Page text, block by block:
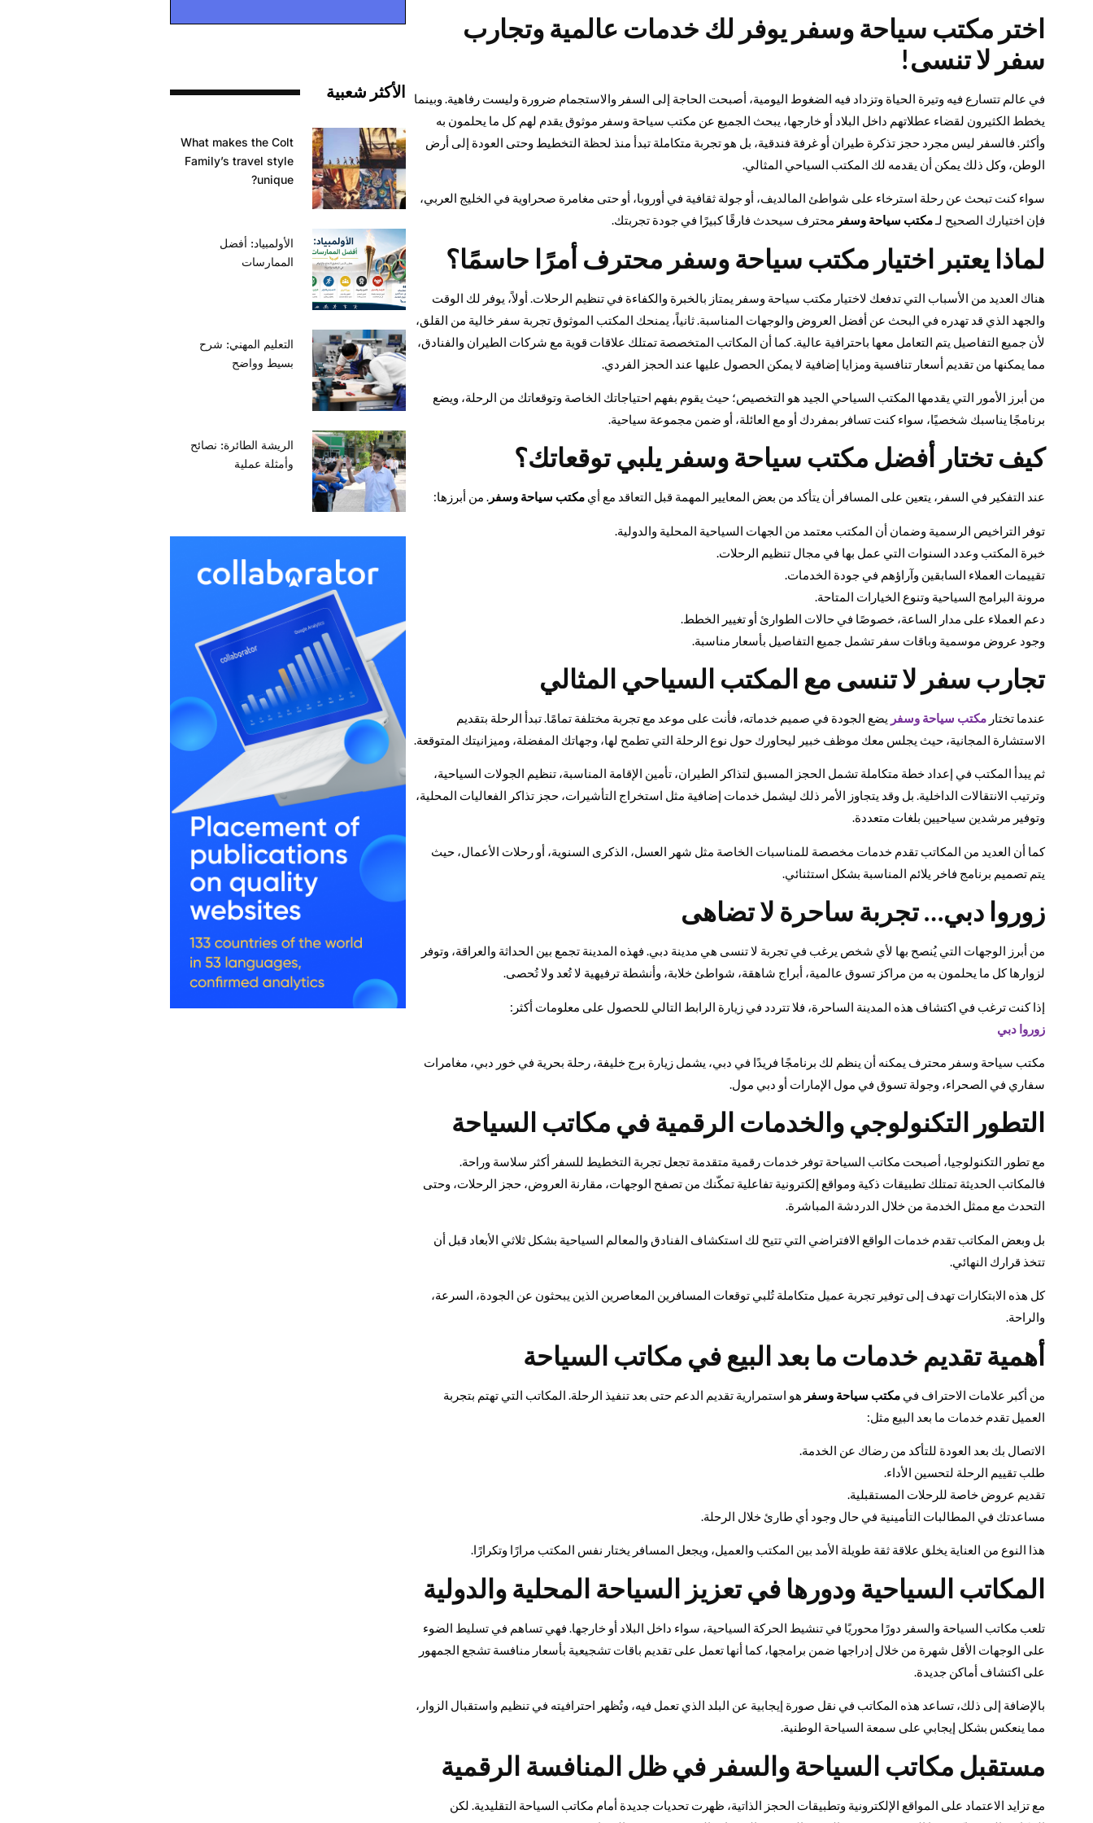
اختر مكتب سياحة وسفر يوفر لك خدمات عالمية وتجارب
سفر لا تنسى!
في عالم تتسارع فيه وتيرة الحياة وتزداد فيه الضغوط اليومية، أصبحت الحاجة إلى السفر والاستجمام ضرورة وليست رفاهية. وبينما
يخطط الكثيرون لقضاء عطلاتهم داخل البلاد أو خارجها، يبحث الجميع عن مكتب سياحة وسفر موثوق يقدم لهم كل ما يحلمون به
وأكثر. فالسفر ليس مجرد حجز تذكرة طيران أو غرفة فندقية، بل هو تجربة متكاملة تبدأ منذ لحظة التخطيط وحتى العودة إلى أرض
الوطن، وكل ذلك يمكن أن يقدمه لك المكتب السياحي المثالي.
سواء كنت تبحث عن رحلة استرخاء على شواطئ المالديف، أو جولة ثقافية في أوروبا، أو حتى مغامرة صحراوية في الخليج العربي،
فإن اختيارك الصحيح لـمكتب سياحة وسفر محترف سيحدث فارقًا كبيرًا في جودة تجربتك.
لماذا يعتبر اختيار مكتب سياحة وسفر محترف أمرًا حاسمًا؟
هناك العديد من الأسباب التي تدفعك لاختيار مكتب سياحة وسفر يمتاز بالخبرة والكفاءة في تنظيم الرحلات. أولاً، يوفر لك الوقت
والجهد الذي قد تهدره في البحث عن أفضل العروض والوجهات المناسبة. ثانياً، يمنحك المكتب الموثوق تجربة سفر خالية من القلق،
لأن جميع التفاصيل يتم التعامل معها باحترافية عالية. كما أن المكاتب المتخصصة تمتلك علاقات قوية مع شركات الطيران والفنادق،
مما يمكنها من تقديم أسعار تنافسية ومزايا إضافية لا يمكن الحصول عليها عند الحجز الفردي.
من أبرز الأمور التي يقدمها المكتب السياحي الجيد هو التخصيص؛ حيث يقوم بفهم احتياجاتك الخاصة وتوقعاتك من الرحلة، ويضع
برنامجًا يناسبك شخصيًا، سواء كنت تسافر بمفردك أو مع العائلة، أو ضمن مجموعة سياحية.
كيف تختار أفضل مكتب سياحة وسفر يلبي توقعاتك؟
عند التفكير في السفر، يتعين على المسافر أن يتأكد من بعض المعايير المهمة قبل التعاقد مع أي مكتب سياحة وسفر . من أبرزها:
توفر التراخيص الرسمية وضمان أن المكتب معتمد من الجهات السياحية المحلية والدولية.
خبرة المكتب وعدد السنوات التي عمل بها في مجال تنظيم الرحلات.
تقييمات العملاء السابقين وآراؤهم في جودة الخدمات.
مرونة البرامج السياحية وتنوع الخيارات المتاحة.
دعم العملاء على مدار الساعة، خصوصًا في حالات الطوارئ أو تغيير الخطط.
وجود عروض موسمية وباقات سفر تشمل جميع التفاصيل بأسعار مناسبة.
تجارب سفر لا تنسى مع المكتب السياحي المثالي
عندما تختار مكتب سياحة وسفر يضع الجودة في صميم خدماته، فأنت على موعد مع تجربة مختلفة تمامًا. تبدأ الرحلة بتقديم
الاستشارة المجانية، حيث يجلس معك موظف خبير ليحاورك حول نوع الرحلة التي تطمح لها، وجهاتك المفضلة، وميزانيتك المتوقعة.
ثم يبدأ المكتب في إعداد خطة متكاملة تشمل الحجز المسبق لتذاكر الطيران، تأمين الإقامة المناسبة، تنظيم الجولات السياحية،
وترتيب الانتقالات الداخلية. بل وقد يتجاوز الأمر ذلك ليشمل خدمات إضافية مثل استخراج التأشيرات، حجز تذاكر الفعاليات المحلية،
وتوفير مرشدين سياحيين بلغات متعددة.
كما أن العديد من المكاتب تقدم خدمات مخصصة للمناسبات الخاصة مثل شهر العسل، الذكرى السنوية، أو رحلات الأعمال، حيث
يتم تصميم برنامج فاخر يلائم المناسبة بشكل استثنائي.
زوروا دبي… تجربة ساحرة لا تضاهى
من أبرز الوجهات التي يُنصح بها لأي شخص يرغب في تجربة لا تنسى هي مدينة دبي. فهذه المدينة تجمع بين الحداثة والعراقة، وتوفر
لزوارها كل ما يحلمون به من مراكز تسوق عالمية، أبراج شاهقة، شواطئ خلابة، وأنشطة ترفيهية لا تُعد ولا تُحصى.
إذا كنت ترغب في اكتشاف هذه المدينة الساحرة، فلا تتردد في زيارة الرابط التالي للحصول على معلومات أكثر:
زوروا دبي
مكتب سياحة وسفر محترف يمكنه أن ينظم لك برنامجًا فريدًا في دبي، يشمل زيارة برج خليفة، رحلة بحرية في خور دبي، مغامرات
سفاري في الصحراء، وجولة تسوق في مول الإمارات أو دبي مول.
التطور التكنولوجي والخدمات الرقمية في مكاتب السياحة
مع تطور التكنولوجيا، أصبحت مكاتب السياحة توفر خدمات رقمية متقدمة تجعل تجربة التخطيط للسفر أكثر سلاسة وراحة.
فالمكاتب الحديثة تمتلك تطبيقات ذكية ومواقع إلكترونية تفاعلية تمكّنك من تصفح الوجهات، مقارنة العروض، حجز الرحلات، وحتى
التحدث مع ممثل الخدمة من خلال الدردشة المباشرة.
بل وبعض المكاتب تقدم خدمات الواقع الافتراضي التي تتيح لك استكشاف الفنادق والمعالم السياحية بشكل ثلاثي الأبعاد قبل أن
تتخذ قرارك النهائي.
كل هذه الابتكارات تهدف إلى توفير تجربة عميل متكاملة تُلبي توقعات المسافرين المعاصرين الذين يبحثون عن الجودة، السرعة،
والراحة.
أهمية تقديم خدمات ما بعد البيع في مكاتب السياحة
من أكبر علامات الاحتراف في مكتب سياحة وسفر هو استمرارية تقديم الدعم حتى بعد تنفيذ الرحلة. المكاتب التي تهتم بتجربة
العميل تقدم خدمات ما بعد البيع مثل:
الاتصال بك بعد العودة للتأكد من رضاك عن الخدمة.
طلب تقييم الرحلة لتحسين الأداء.
تقديم عروض خاصة للرحلات المستقبلية.
مساعدتك في المطالبات التأمينية في حال وجود أي طارئ خلال الرحلة.
هذا النوع من العناية يخلق علاقة ثقة طويلة الأمد بين المكتب والعميل، ويجعل المسافر يختار نفس المكتب مرارًا وتكرارًا.
المكاتب السياحية ودورها في تعزيز السياحة المحلية والدولية
تلعب مكاتب السياحة والسفر دورًا محوريًا في تنشيط الحركة السياحية، سواء داخل البلاد أو خارجها. فهي تساهم في تسليط الضوء
على الوجهات الأقل شهرة من خلال إدراجها ضمن برامجها، كما أنها تعمل على تقديم باقات تشجيعية بأسعار منافسة تشجع الجمهور
على اكتشاف أماكن جديدة.
بالإضافة إلى ذلك، تساعد هذه المكاتب في نقل صورة إيجابية عن البلد الذي تعمل فيه، وتُظهر احترافيته في تنظيم واستقبال الزوار،
مما ينعكس بشكل إيجابي على سمعة السياحة الوطنية.
مستقبل مكاتب السياحة والسفر في ظل المنافسة الرقمية
مع تزايد الاعتماد على المواقع الإلكترونية وتطبيقات الحجز الذاتية، ظهرت تحديات جديدة أمام مكاتب السياحة التقليدية. لكن
الأكثر شعبية
What makes the Colt
Family’s travel style
unique?
الأولمبياد: أفضل
الممارسات
التعليم المهني: شرح
بسيط وواضح
الريشة الطائرة: نصائح
وأمثلة عملية